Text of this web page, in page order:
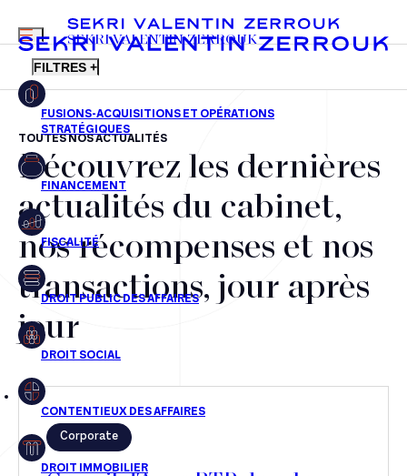
FR EN
MENU
SEKRI VALENTIN ZERROUK
FILTRES +
Fusions-acquisitions et opérations stratégiques
Financement
Fiscalité
Droit public des affaires
Droit social
Droit immobilier
Restructuring
TOUTES NOS ACTUALITÉS
Découvrez les dernières
actualités du cabinet,
nos récompenses et nos
transactions, jour après
jour
Corporate